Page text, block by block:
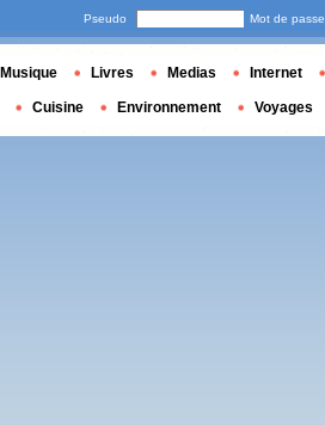
Pseudo Mot de passe
Musique Livres Medias Internet
Cuisine Environnement Voyages